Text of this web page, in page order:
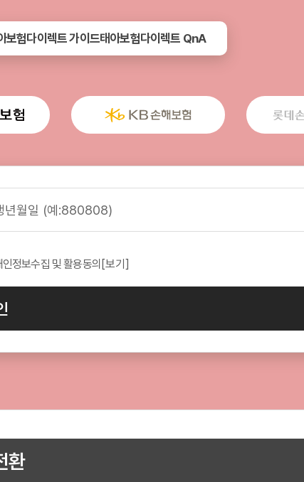
보험다이렉트 가이드태아보험다이렉트 QnA
인정보수집 및 활용동의 [보기]
환